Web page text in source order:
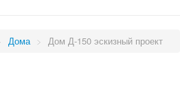
доска пола
Дома >
Дом Д-150 эскизный проект